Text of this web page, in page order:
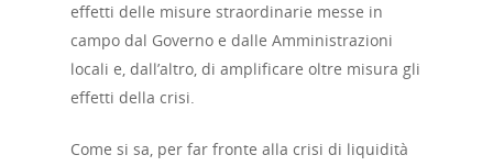
effetti delle misure straordinarie messe in
campo dal Governo e dalle Amministrazioni
locali e, dall’altro, di amplificare oltre misura gli
effetti della crisi.
Come si sa, per far fronte alla crisi di liquidità